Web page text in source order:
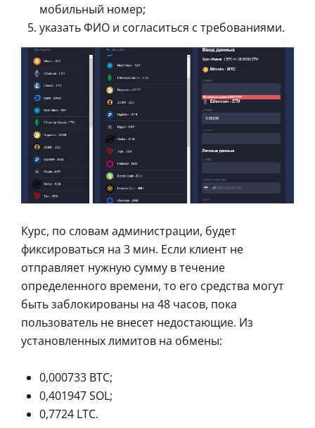
мобильный номер;
указать ФИО и согласиться с требованиями.
Курс, по словам администрации, будет
фиксироваться на 3 мин. Если клиент не
отправляет нужную сумму в течение
определенного времени, то его средства могут
быть заблокированы на 48 часов, пока
пользователь не внесет недостающие. Из
установленных лимитов на обмены:
0,000733 BTC;
0,401947 SOL;
0,7724 LTC.